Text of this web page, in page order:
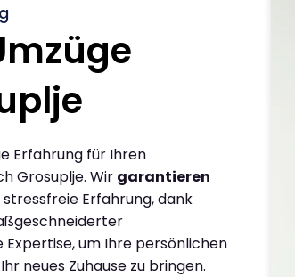
Erfahrung für Ihren
Grosuplje. Wir garantieren
stressfreie Erfahrung, dank
Expertise, um Ihre persönlichen
neues Zuhause zu bringen.